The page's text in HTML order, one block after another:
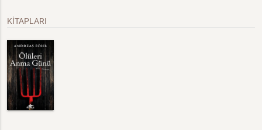
KİTAPLARI